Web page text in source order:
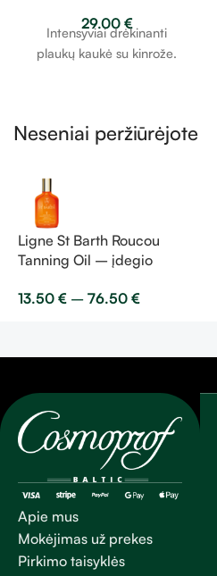
plaukų kaukė su kinrože
200ml
29.00 €
Intensyviai drėkinanti
plaukų kaukė su kinrože.
Neseniai peržiūrėjote
Ligne St Barth Roucou
Tanning Oil – įdegio
13.50 € – 76.50 €
Apie mus
Mokėjimas už prekes
Pirkimo taisyklės